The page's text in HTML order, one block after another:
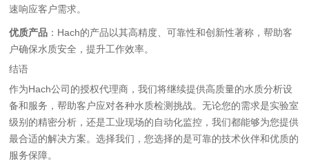
速响应客户需求。
优质产品 ：Hach的产品以其高精度、可靠性和创新性著称，帮助客
户确保水质安全，提升工作效率。
结语
作为Hach公司的授权代理商，我们将继续提供高质量的水质分析设
备和服务，帮助客户应对各种水质检测挑战。无论您的需求是实验室
级别的精密分析，还是工业现场的自动化监控，我们都能够为您提供
最合适的解决方案。选择我们，您选择的是可靠的技术伙伴和优质的
服务保障。